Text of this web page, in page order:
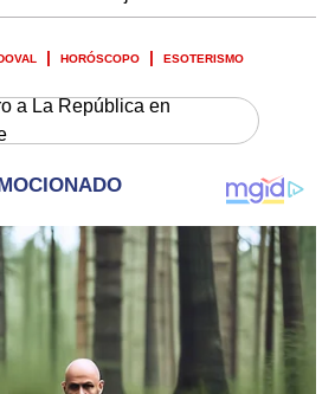
HORÓSCOPO ESOTERISMO
a La República en